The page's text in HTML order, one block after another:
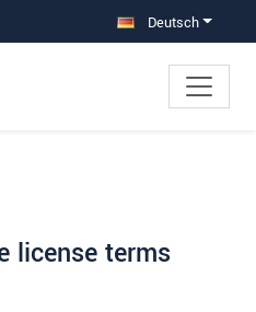
Deutsch
license terms